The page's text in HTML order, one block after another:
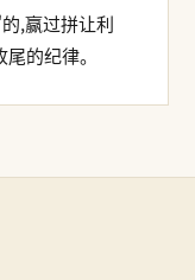
,赢过拼让利
的纪律。